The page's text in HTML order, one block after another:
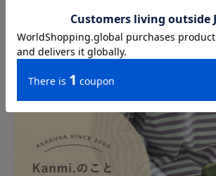
Kanmi.について